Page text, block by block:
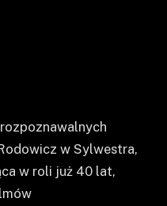
w Sylwestra,
w roli już 40 lat,